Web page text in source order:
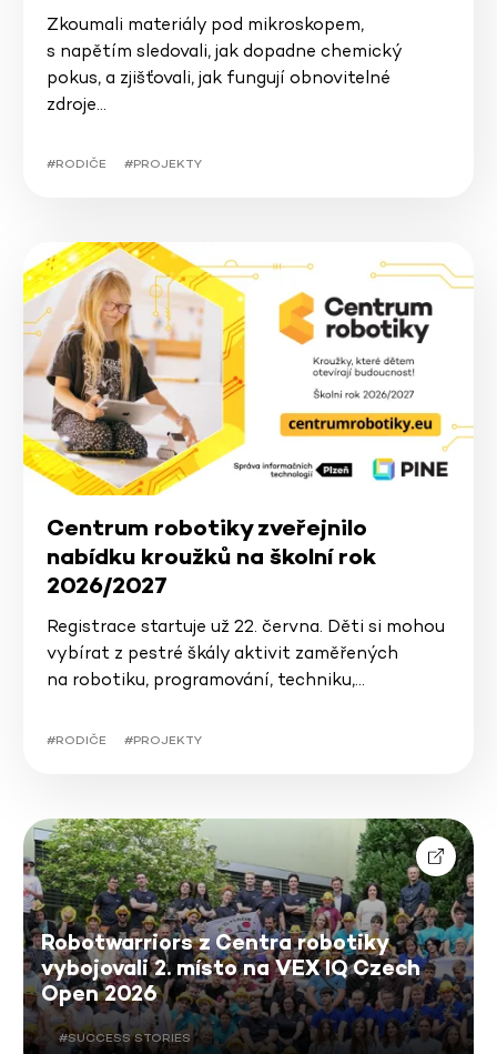
Zkoumali materiály pod mikroskopem,
s napětím sledovali, jak dopadne chemický
pokus, a zjišťovali, jak fungují obnovitelné
zdroje…
#RODIČE #PROJEKTY
Centrum robotiky zveřejnilo
nabídku kroužků na školní rok
2026/2027
Registrace startuje už 22. června. Děti si mohou
vybírat z pestré škály aktivit zaměřených
na robotiku, programování, techniku,…
#RODIČE #PROJEKTY
Robotwarriors z Centra robotiky
vybojovali 2. místo na VEX IQ Czech
Open 2026
#SUCCESS STORIES